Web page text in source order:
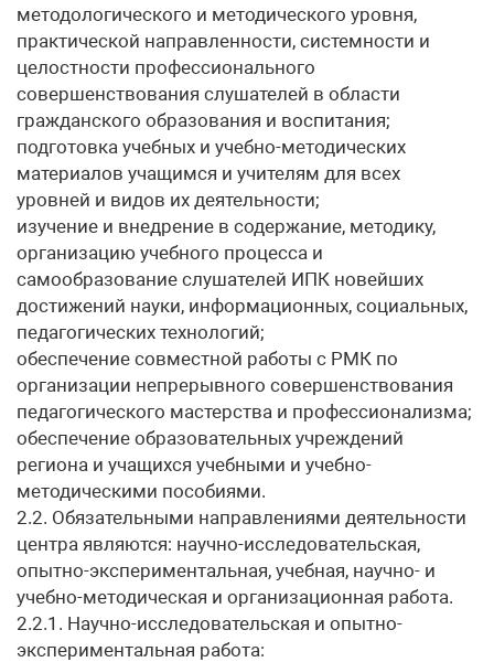
методологического и методического уровня,
практической направленности, системности и
целостности профессионального
совершенствования слушателей в области
гражданского образования и воспитания;
подготовка учебных и учебно-методических
материалов учащимся и учителям для всех
уровней и видов их деятельности;
изучение и внедрение в содержание, методику,
организацию учебного процесса и
самообразование слушателей ИПК новейших
достижений науки, информационных, социальных,
педагогических технологий;
обеспечение совместной работы с РМК по
организации непрерывного совершенствования
педагогического мастерства и профессионализма;
обеспечение образовательных учреждений
региона и учащихся учебными и учебно-
методическими пособиями.
2.2. Обязательными направлениями деятельности
центра являются: научно-исследовательская,
опытно-экспериментальная, учебная, научно- и
учебно-методическая и организационная работа.
2.2.1. Научно-исследовательская и опытно-
экспериментальная работа: